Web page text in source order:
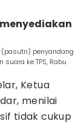
penyandang
ke TPS, Rabu
Ketua
menilai
tidak cukup